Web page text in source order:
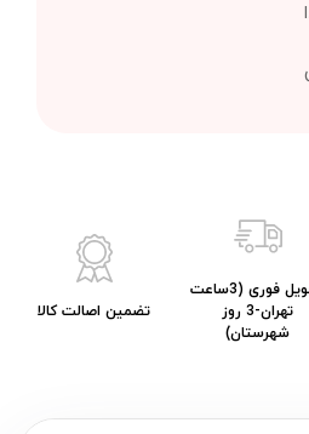
تحویل فوری (3ساعت
تهران-3 روز
شهرستان)
تضمین اصالت کالا